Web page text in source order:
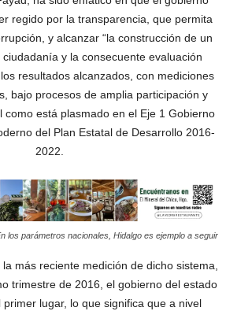
regido por la transparencia, que permita
y alcanzar “la construcción de un
y la consecuente evaluación
resultados alcanzados, con mediciones
bajo procesos de amplia participación y
como está plasmado en el Eje 1 Gobierno
del Plan Estatal de Desarrollo 2016-
2022.
los parámetros nacionales, Hidalgo es ejemplo a seguir
más reciente medición de dicho sistema,
trimestre de 2016, el gobierno del estado
lugar, lo que significa que a nivel